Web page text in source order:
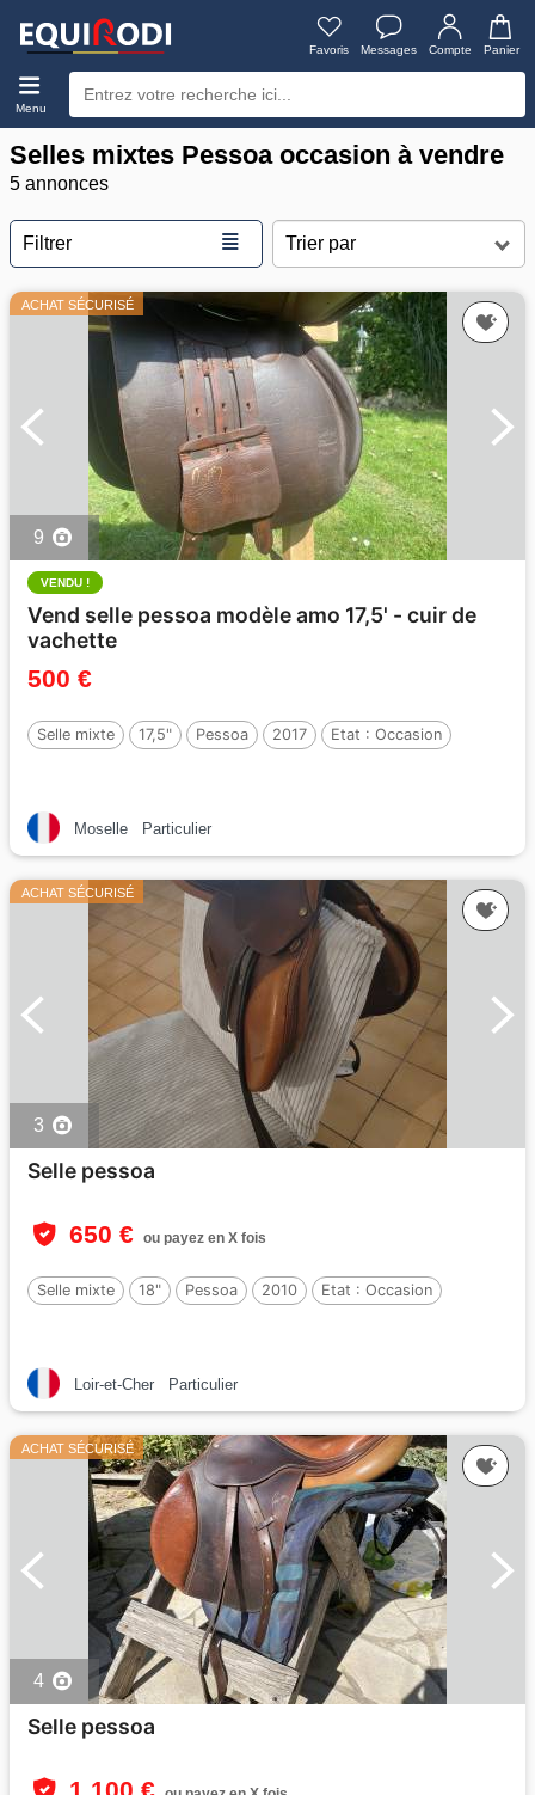
Favoris Messages Compte Panier
Menu
Selles mixtes Pessoa occasion à vendre
5 annonces
Filtrer ≣
ACHAT SÉCURISÉ
9
VENDU !
Vend selle pessoa modèle amo 17,5' - cuir de
vachette
500 €
Selle mixte 17,5" Pessoa 2017 Etat : Occasion
Moselle Particulier
ACHAT SÉCURISÉ
3
Selle pessoa
650 € ou payez en X fois
Selle mixte 18" Pessoa 2010 Etat : Occasion
Loir-et-Cher Particulier
ACHAT SÉCURISÉ
4
Selle pessoa